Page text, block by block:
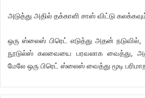
அடுத்து அதில் தக்காளி சாஸ் விட்டு
ஒரு ஸ்லைஸ் பிரெட் எடுத்து அதன் நடுவில்,
நூடுல்ஸ் கலவையை பரவலாக வைத்து,
மேலே ஒரு பிரெட் ஸ்லைஸ் வைத்து மூடி